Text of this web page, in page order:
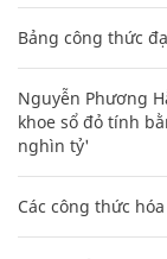
Bảng công thức
Nguyễn Phương
khoe sổ đỏ tính
nghìn tỷ'
Các công thức